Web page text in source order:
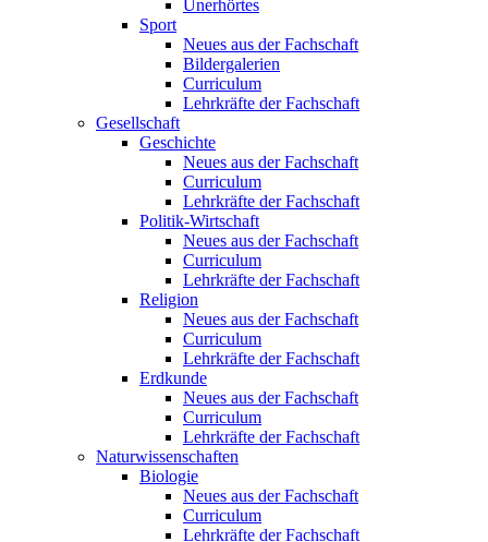
Unerhörtes
Sport
Neues aus der Fachschaft
Bildergalerien
Curriculum
Lehrkräfte der Fachschaft
Gesellschaft
Geschichte
Neues aus der Fachschaft
Curriculum
Lehrkräfte der Fachschaft
Politik-Wirtschaft
Neues aus der Fachschaft
Curriculum
Lehrkräfte der Fachschaft
Religion
Neues aus der Fachschaft
Curriculum
Lehrkräfte der Fachschaft
Erdkunde
Neues aus der Fachschaft
Curriculum
Lehrkräfte der Fachschaft
Naturwissenschaften
Biologie
Neues aus der Fachschaft
Curriculum
Lehrkräfte der Fachschaft